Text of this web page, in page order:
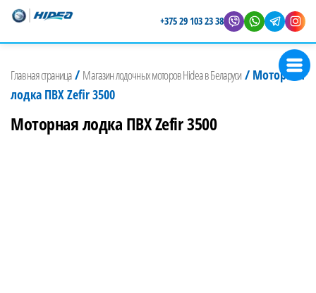
Магазин
лодочных
моторов
Hidea
Представитель
Беларуси
+375 29 103 23 38
Главная страница/ Магазин лодочных моторов Hidea в Беларуси / Моторная
лодка ПВХ Zefir 3500
Моторная лодка ПВХ Zefir 3500